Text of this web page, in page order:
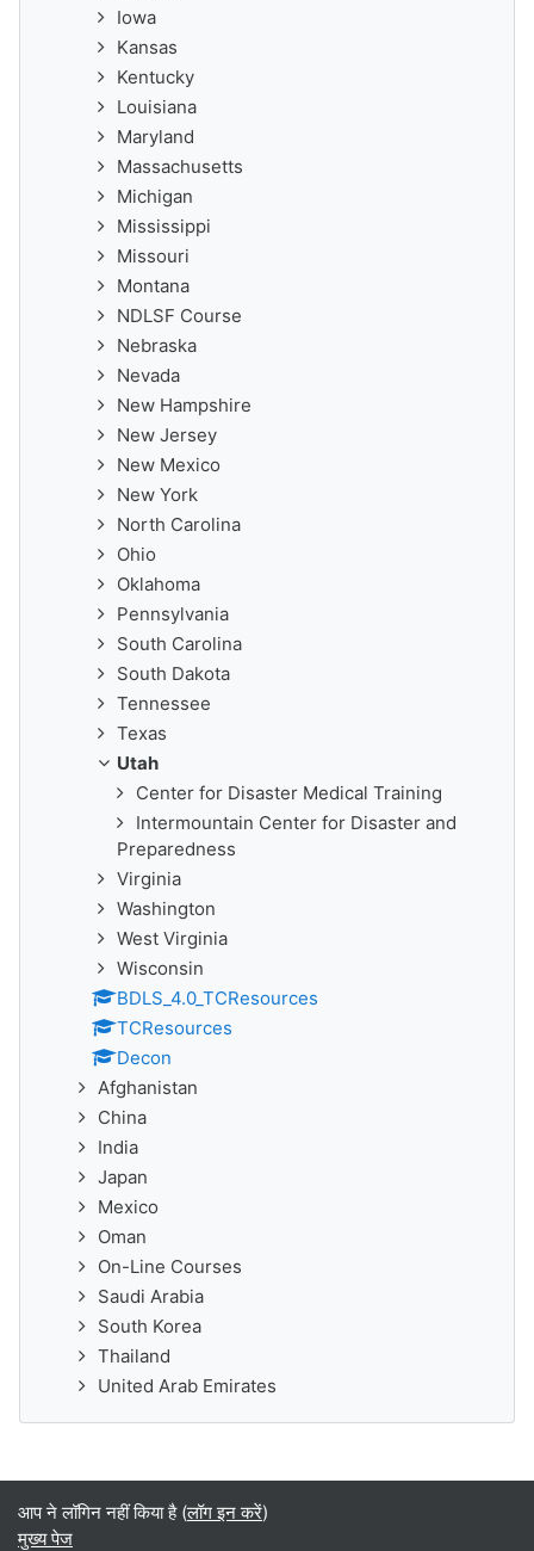
Iowa
Kansas
Kentucky
Louisiana
Maryland
Massachusetts
Michigan
Mississippi
Missouri
Montana
NDLSF Course
Nebraska
Nevada
New Hampshire
New Jersey
New Mexico
New York
North Carolina
Ohio
Oklahoma
Pennsylvania
South Carolina
South Dakota
Tennessee
Texas
Utah
Center for Disaster Medical Training
Intermountain Center for Disaster and
Preparedness
Virginia
Washington
West Virginia
Wisconsin
BDLS_4.0_TCResources
TCResources
Decon
Afghanistan
China
India
Japan
Mexico
Oman
On-Line Courses
Saudi Arabia
South Korea
Thailand
United Arab Emirates
आप ने लॉगिन नहीं किया है (लॉग इन करें)
मुख्य पेज